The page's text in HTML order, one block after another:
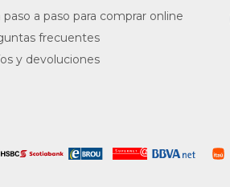
paso a paso para comprar online
frecuentes
y devoluciones